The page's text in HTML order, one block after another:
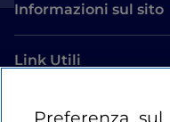
Informazioni sul sito
Link Utili
Login
Preferenza